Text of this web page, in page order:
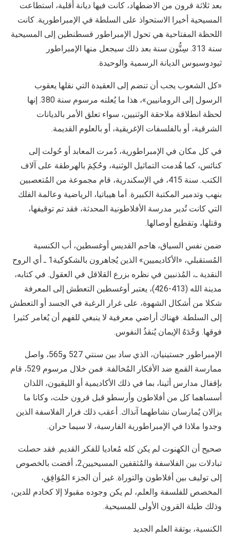
بعد ثلاثة قرون من الاضطهاد، كانت فيها ديانة أقلية، استطاعت
المسيحية أخيرا الاستحواذ على السلطة في الإمبراطورية. كانت
اللحظة المفتاحية هي تحول الإمبراطور قسطنطين إلى المسيحية
سنة 313. سِتُّون سنة بعد ذلك سيجعل منها الإمبراطور
ثيودوسيوس الديانة الرسمية والوحيدة.
«كل الشعوب يجب أن تنضم إلى العقيدة التي نقلها يعقوب
الرسول إلى الرومانيين»، هذا ما يُعلنه مرسوم سنة 380. إنها
لحظة انطلاقة ملاحقة الوثنيين، سواء تعلق الأمر بالديانات
الشرقية، أو بالفلسفات الإغريقية، أو بالعلوم القديمة.
في كل مكان في الإمبراطورية، دُمرت المعابد أو حُولت إلى
كنائس، كما هُدمت التماثيل الوثنية، وحُكِمَ بالهرطقة على آلاف
الكتب. سنة 415، في الإسكندرية، قام مجموعة من المُتعصبين
بنهب وتدمير المكتبة الكبيرة. أما هيباتيا، الرياضية وعالمة الفلك
التي كانت تُدير مدرسة الأفلاطونية المحدثة، فقد تم توقيفها،
وقتلها، وتقطيع أوصالها.
ضمن نفس السياق، هاجم القديس أوغسطين، أب الكنسية
المُستقبلي، «الأكاديميين» الذين يُجاهرون بالشكوكية1 ـ أي الروح
النقدية ـ، المُذنبين في نظره بزرع القلاقل في العقول. في كتابه،
مدينة الله (413-426)، يعتبر أوغسطين التعطش إلى المعرفة
شكلا من أشكال الشهوة، على غرار الرغبة في الجسد أو التعطش
إلى السلطة. فهناك أراضي معرفية لا ينبغي للفهم أن يُغامر كثيرا
فوقها. وَحْدَهُ الإيمان يُنقذُ النفوس.
الإمبراطور جستينيان، الذي ساد بين سنتي 527 و565، واصل
ممارسة القمع ضد الأفكار المُخالفة. فمن خلال مرسوم 529، قام
بإقفال مدارس أثينا، بما في ذلك الأكاديمية أو الليقيون، اللذان
أسساهما كل من أفلاطون وأرسطو قبل قرون خلت، وكانا ما
يزالان يٌمارسان نشاطهما آنذاك. أعقب ذلك فرار الفلاسفة الذين
وجدوا ملاذا في الإمبراطورية الفارسية، لا سيما حران.
صحيح أن الكهنوت لم يكن كله مُعاديا للفكر القديم. فقد حصلت
تبادلات بين الفلاسفة والمُثقفين المسيحيين2، أفضت بالخصوص
إلى توليف بين أفلاطون والتوراة. غير أن الجزء المُوَافِق،
المخصص للفلسفة والعلم، لم يكن وجوده مقبولا إلا كخادم للدين،
وذلك طيلة القرون الأولى للمسيحية.
الكنسية، بوتقة العلم الجديد